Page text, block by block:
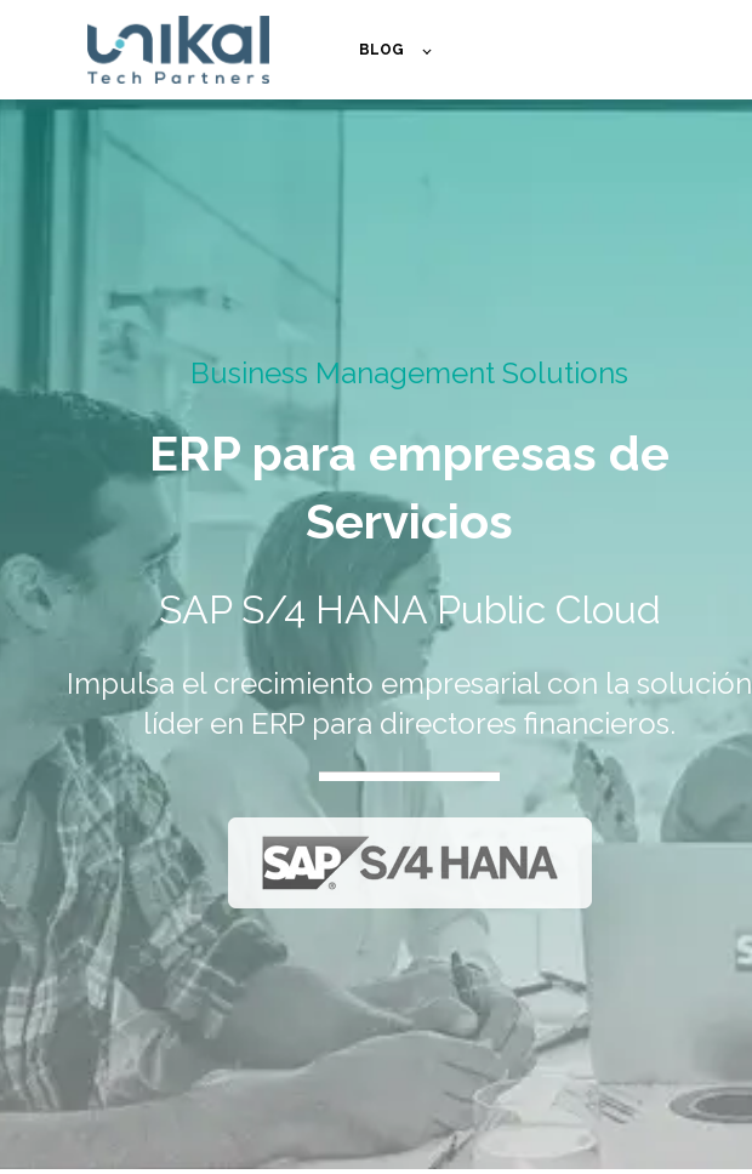
BLOG
Business Management Solutions
ERP para empresas de
Servicios
SAP S/4 HANA Public Cloud
Impulsa el crecimiento empresarial con la solución
líder en ERP para directores financieros.